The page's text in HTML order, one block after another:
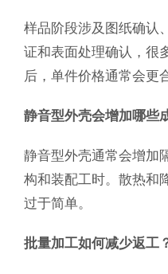
样品阶段涉及图纸确认
证和表面处理确认，很
后，单件价格通常会更
静音型外壳会增加哪些
静音型外壳通常会增加
构和装配工时。散热和
过于简单。
批量加工如何减少返工